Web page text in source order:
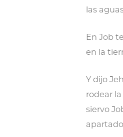
las
En Job
en la
Y dijo
rodear
siervo